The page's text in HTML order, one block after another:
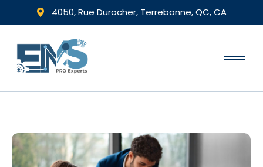
4050, Rue Durocher, Terrebonne, QC, CA